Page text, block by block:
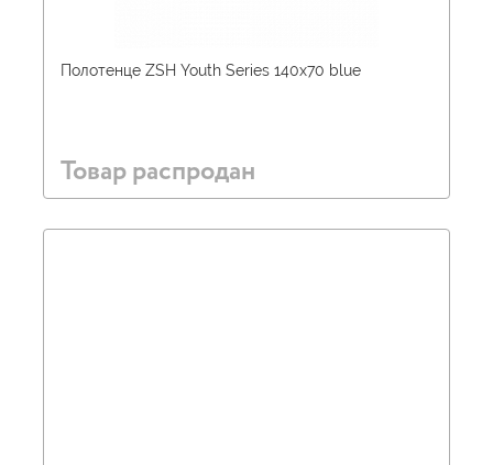
Полотенце ZSH Youth Series 140х70 blue
Товар распродан